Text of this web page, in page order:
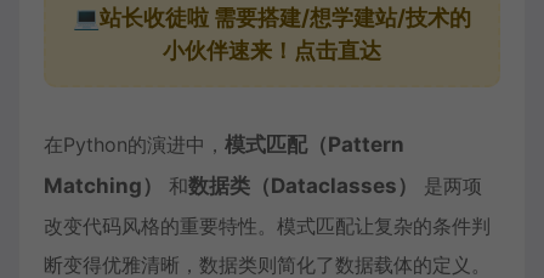
💻站长收徒啦 需要搭建/想学建站/技术的
小伙伴速来！点击直达
在Python的演进中， 模式匹配（Pattern
Matching）
和数据类 （Dataclasses）
是两项
改变代码风格的重要特性。模式匹配让复杂的条件判
断变得优雅清晰，数据类则简化了数据载体的定义。